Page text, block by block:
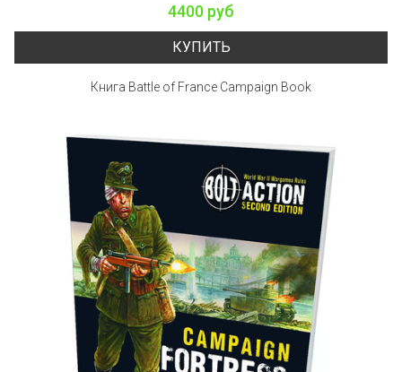
4400 руб
КУПИТЬ
Книга Battle of France Campaign Book